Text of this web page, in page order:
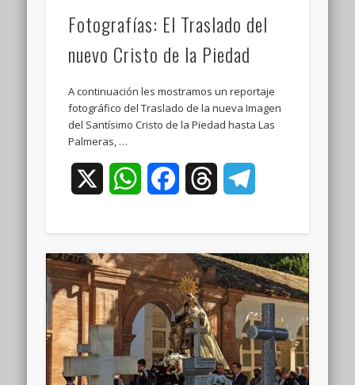
Fotografías: El Traslado del
nuevo Cristo de la Piedad
A continuación les mostramos un reportaje
fotográfico del Traslado de la nueva Imagen
del Santísimo Cristo de la Piedad hasta Las
Palmeras, …
WhatsAppFacebookThreads